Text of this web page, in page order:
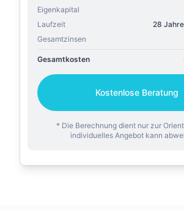
Eigenkapital
Laufzeit
28
Gesamtzinsen
Gesamtkosten
Kostenlose Beratung
* Die Berechnung dient nur zur
individuelles Angebot kann